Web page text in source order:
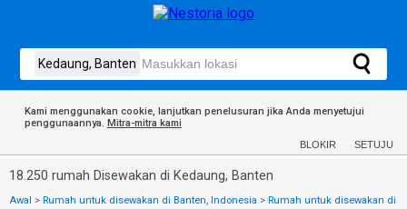
Kami menggunakan cookie, lanjutkan penelusuran jika Anda menyetujui
penggunaannya. Mitra-mitra kami
BLOKIR SETUJU
18.250 rumah Disewakan di Kedaung, Banten
Awal > Rumah untuk disewakan di Banten, Indonesia > Rumah untuk disewakan di